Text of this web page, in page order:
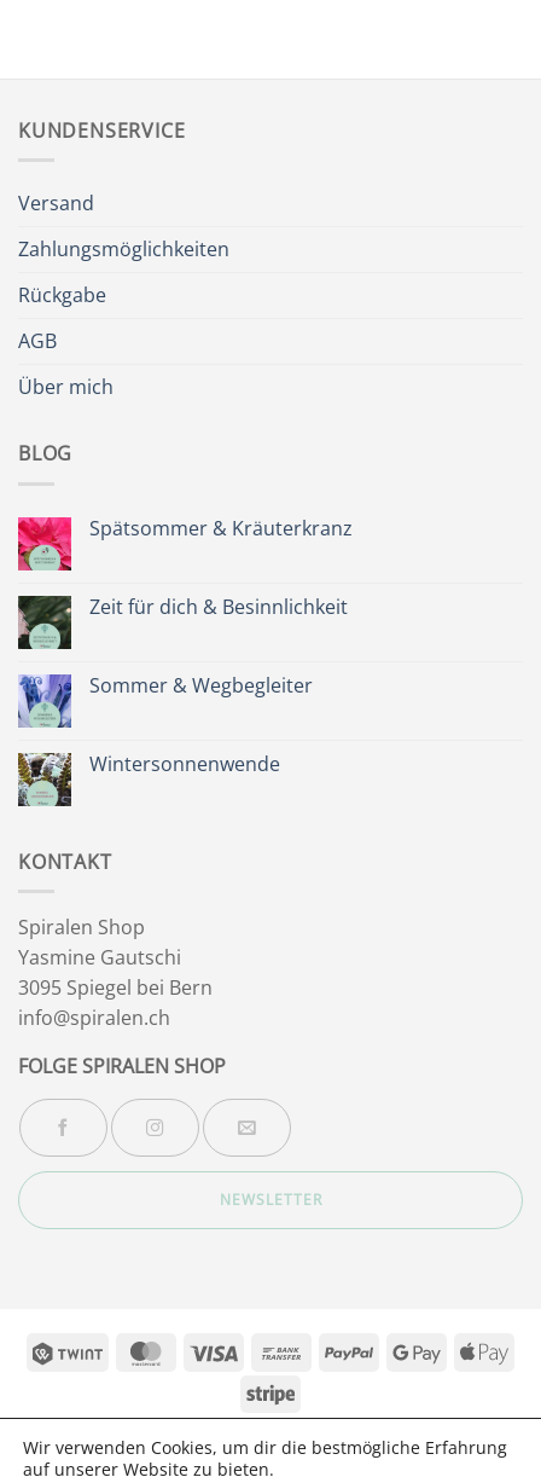
KUNDENSERVICE
Versand
Zahlungsmöglichkeiten
Rückgabe
AGB
Über mich
BLOG
Spätsommer & Kräuterkranz
Spätsommer
&
Zeit für dich & Besinnlichkeit
Zeit
für
Sommer & Wegbegleiter
Sommer
&
Wintersonnenwende
KONTAKT
Spiralen Shop
Yasmine Gautschi
3095 Spiegel bei Bern
info@spiralen.ch
FOLGE SPIRALEN SHOP
NEWSLETTER
Twint MasterCard
Visa
Bank
PayPal
Google
Stripe
BLOG ÜBER MICH – (ARCHIV_BISHER 2025) KONTAKT
FAQ
DATENSCHUTZ
AGB IMPRESSUM
Wir verwenden Cookies, um dir die bestmögliche Erfahrung
auf unserer Website zu bieten.